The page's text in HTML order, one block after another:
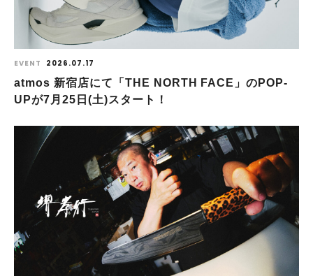
EVENT 2026.07.17
atmos 新宿店にて「THE NORTH FACE」のPOP-
UPが7月25日(土)スタート！